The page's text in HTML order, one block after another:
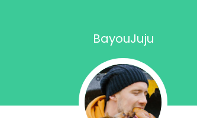
BayouJuju